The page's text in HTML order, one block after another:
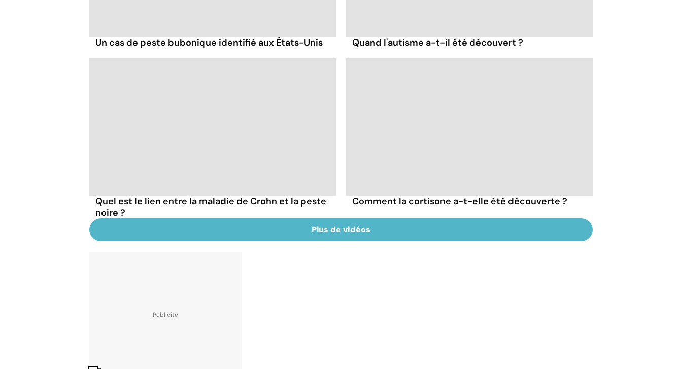
Un cas de peste bubonique identifié aux États-Unis Quand l'autisme a-t-il été découvert ?
Quel est le lien entre la maladie de Crohn et la peste
noire ?
Comment la cortisone a-t-elle été découverte ?
Plus de vidéos